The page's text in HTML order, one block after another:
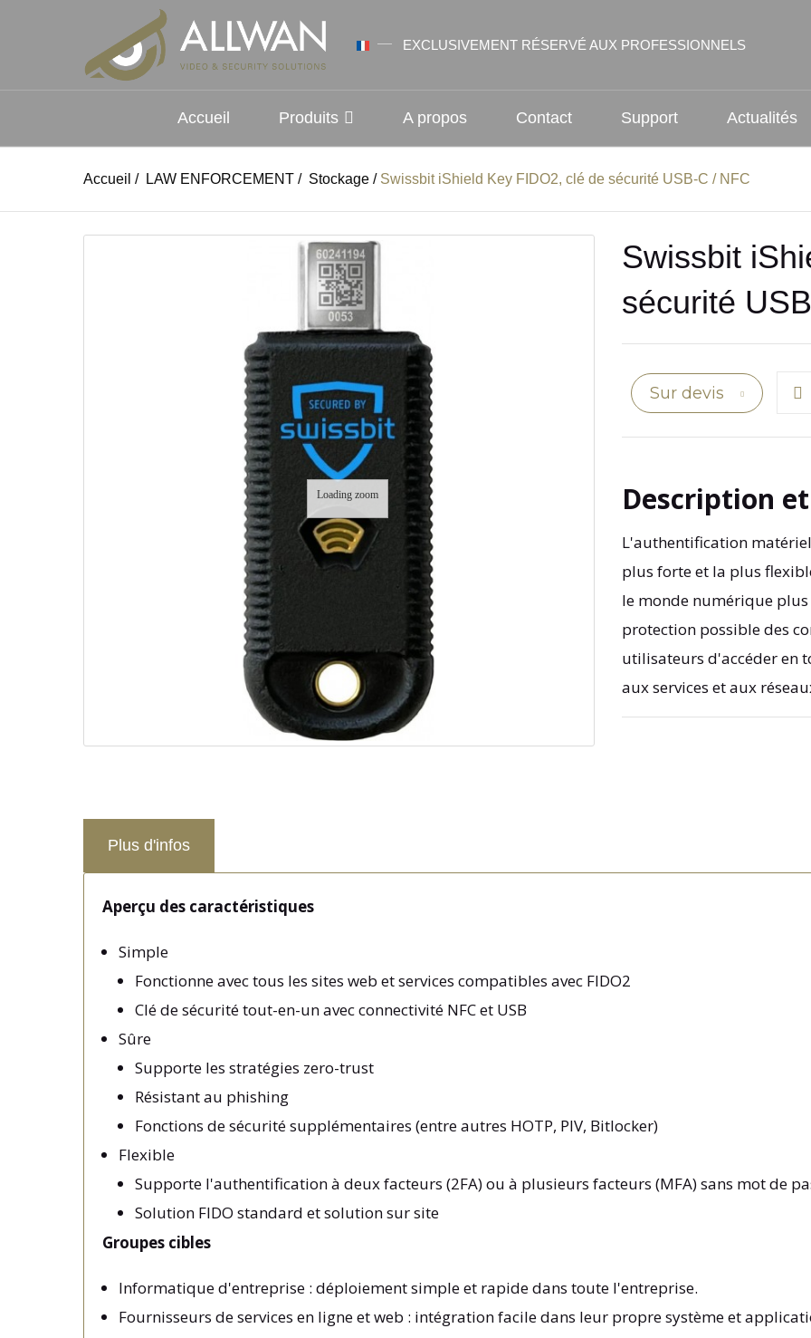
EXCLUSIVEMENT RÉSERVÉ AUX PROFESSIONNELS
Accueil Produits A propos Contact Support Actualités
Accueil / LAW ENFORCEMENT / Stockage / Swissbit iShield Key FIDO2, clé de sécurité USB-C / NFC
Loading zoom
Swissbit
sécurité
Sur devis
Description
L'authentification
plus forte et la plus
le monde numérique
protection possible des
utilisateurs d'accéder en
aux services et aux
Plus d'infos
Aperçu des caractéristiques
Simple
Fonctionne avec tous les sites web et services compatibles avec FIDO2
Clé de sécurité tout-en-un avec connectivité NFC et USB
Sûre
Supporte les stratégies zero-trust
Résistant au phishing
Fonctions de sécurité supplémentaires (entre autres HOTP, PIV, Bitlocker)
Flexible
Supporte l'authentification à deux facteurs (2FA) ou à plusieurs facteurs (MFA) sans mot de
Solution FIDO standard et solution sur site
Groupes cibles
Informatique d'entreprise : déploiement simple et rapide dans toute l'entreprise.
Fournisseurs de services en ligne et web : intégration facile dans leur propre système et